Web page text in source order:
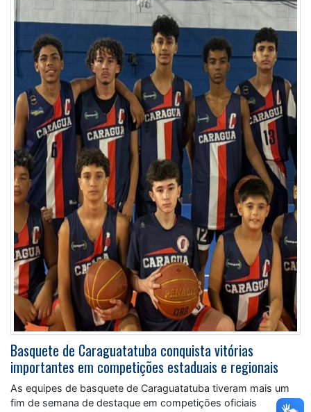
Basquete de Caraguatatuba conquista vitórias
importantes em competições estaduais e regionais
As equipes de basquete de Caraguatatuba tiveram mais um
fim de semana de destaque em competições oficiais